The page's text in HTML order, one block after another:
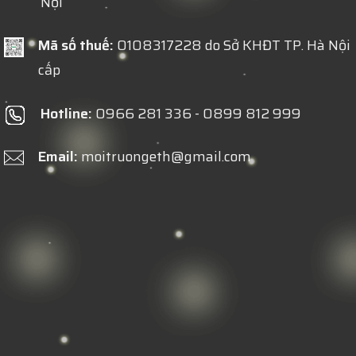
Mã số thuế: 0108317228 do Sở KHĐT TP. Hà Nội
cấp
Hotline: 0966 281 336 - 0899 812 999
Email:moitruongeth@gmail.com